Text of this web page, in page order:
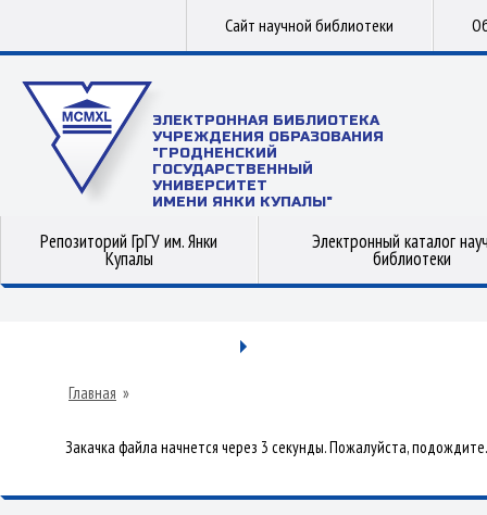
Сайт научной библиотеки
ЭЛЕКТРОННАЯ БИБЛИОТЕКА
УЧРЕЖДЕНИЯ ОБРАЗОВАНИЯ
"ГРОДНЕНСКИЙ
ГОСУДАРСТВЕННЫЙ
УНИВЕРСИТЕТ
ИМЕНИ ЯНКИ КУПАЛЫ"
Репозиторий ГрГУ им. Янки
Купалы
Электронный каталог
библиотеки
Главная »
Закачка файла начнется через 3 секунды. Пожалуйста, подождите.